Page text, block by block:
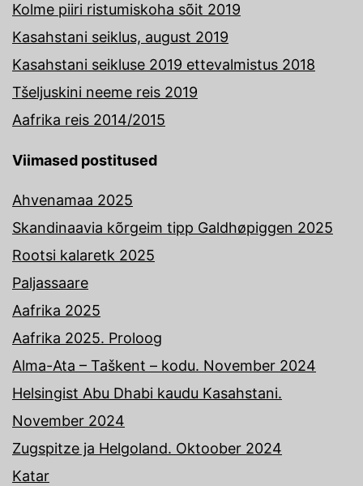
Kolme piiri ristumiskoha sõit 2019
Kasahstani seiklus, august 2019
Kasahstani seikluse 2019 ettevalmistus 2018
Tšeljuskini neeme reis 2019
Aafrika reis 2014/2015
Viimased postitused
Ahvenamaa 2025
Skandinaavia kõrgeim tipp Galdhøpiggen 2025
Rootsi kalaretk 2025
Paljassaare
Aafrika 2025
Aafrika 2025. Proloog
Alma-Ata – Taškent – kodu. November 2024
Helsingist Abu Dhabi kaudu Kasahstani.
November 2024
Zugspitze ja Helgoland. Oktoober 2024
Katar